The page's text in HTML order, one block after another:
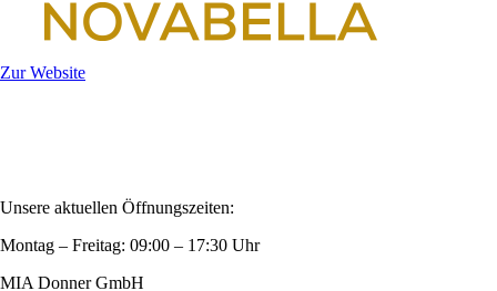
Zur Website
Unsere aktuellen Öffnungszeiten:
Montag – Freitag: 09:00 – 17:30 Uhr
MIA Donner GmbH